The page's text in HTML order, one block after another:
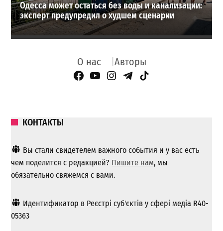
Одесса может остаться без воды и канализации:
эксперт предупредил о худшем сценарии
О нас Авторы
Facebook Page
YouTube
Instagram
Telegram
TikTok
КОНТАКТЫ
Вы стали свидетелем важного события и у вас есть
чем поделится с редакцией? Пишите нам, мы
обязательно свяжемся с вами.
Идентификатор в Реєстрі суб'єктів у сфері медіа R40-
05363